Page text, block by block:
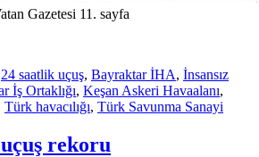
Gazetesi 11. sayfa
24 saatlik uçuş, Bayraktar İHA, İnsansız
İş Ortaklığı, Keşan Askeri Havaalanı,
Türk havacılığı, Türk Savunma Sanayi
rekoru